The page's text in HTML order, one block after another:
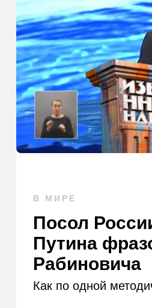
В МИРЕ
Посол
Путина
Рабиновича
Как по одной